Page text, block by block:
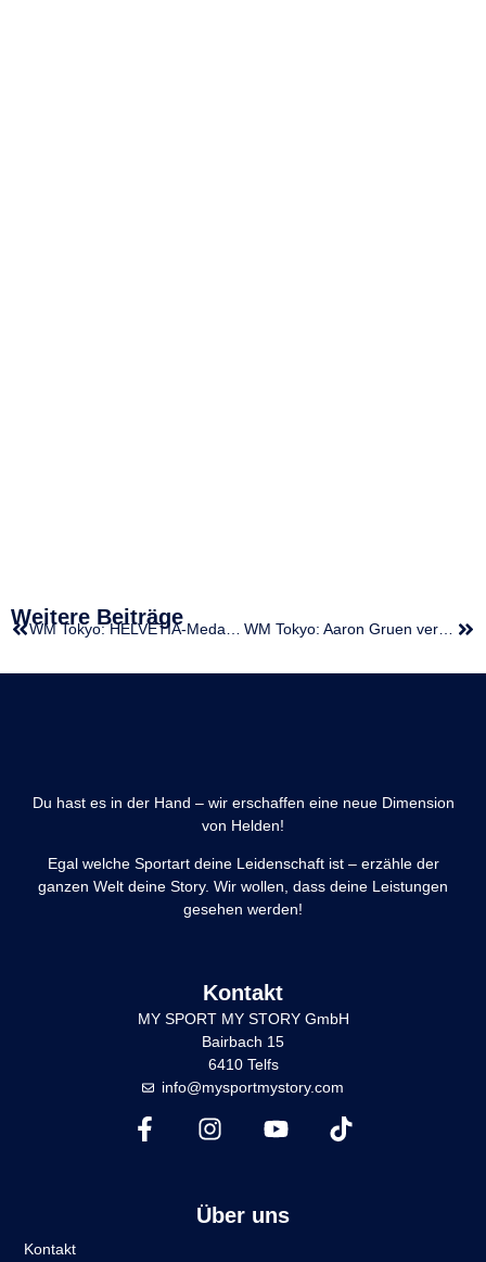
Weitere Beiträge WM Tokyo: Aaron Gruen verpasst Top-50 im Marathon nur knapp
Du hast es in der Hand – wir erschaffen eine neue Dimension
von Helden!
Egal welche Sportart deine Leidenschaft ist – erzähle der
ganzen Welt deine Story. Wir wollen, dass deine Leistungen
gesehen werden!
Kontakt
MY SPORT MY STORY GmbH
Bairbach 15
6410 Telfs
info@mysportmystory.com
Über uns
Kontakt